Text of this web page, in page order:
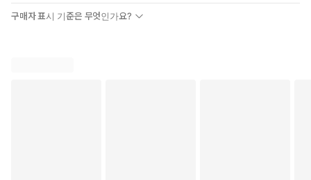
여전히 입시 지옥이라 불리는 우리 교육 현실에서, 아이를 무엇
이든 잘 해내는 행복한 사람으로 키우고 싶은 부모들에게 보다 현
구매자 표시 기준은 무엇인가요?